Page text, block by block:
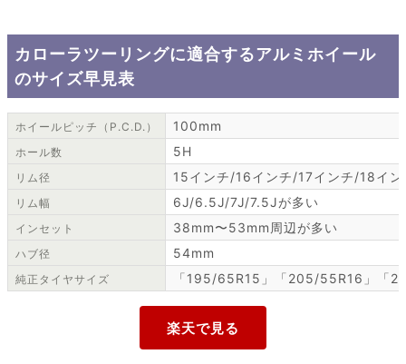
カローラツーリングに適合するアルミホイール
のサイズ早見表
ホイールピッチ（P.C.D.） 100mm
ホール数 5H
リム径 15インチ/16インチ/17インチ/18イン
リム幅 6J/6.5J/7J/7.5Jが多い
インセット 38mm〜53mm周辺が多い
ハブ径 54mm
純正タイヤサイズ 「195/65R15」「205/55R16」「